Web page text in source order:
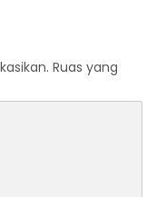
Ruas yang